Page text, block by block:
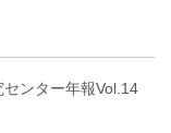
センター年報Vol.14